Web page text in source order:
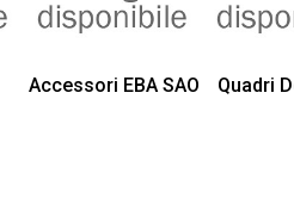
Accessori EBA SAO Quadri